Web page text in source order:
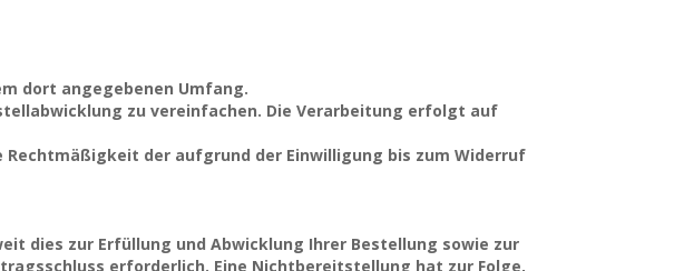
dort angegebenen Umfang.
zu vereinfachen. Die Verarbeitung erfolgt auf
der aufgrund der Einwilligung bis zum Widerruf
dies zur Erfüllung und Abwicklung Ihrer Bestellung sowie zur
erforderlich. Eine Nichtbereitstellung hat zur Folge,